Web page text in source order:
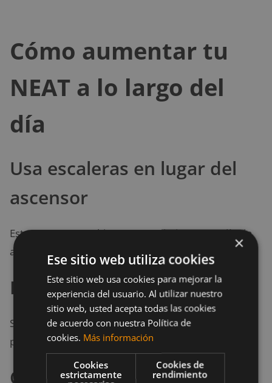
Cómo aumentar tu
NEAT a lo largo del
día
Usa escaleras en lugar del
ascensor
Este pequeño cambio suma movimiento a tu día sin
alterar tu rutina.
Levántate cada hora
Si trabajas en escritorio, levántate al menos una vez
por hora y camina unos minutos.
Camina mientras hablas por
×
Ese sitio web utiliza cookies
Este sitio web usa cookies para mejorar la
experiencia del usuario. Al utilizar nuestro
sitio web, usted acepta todas las cookies
de acuerdo con nuestra Política de
cookies. Más información
Cookies
estrictamente
Cookies de
rendimiento